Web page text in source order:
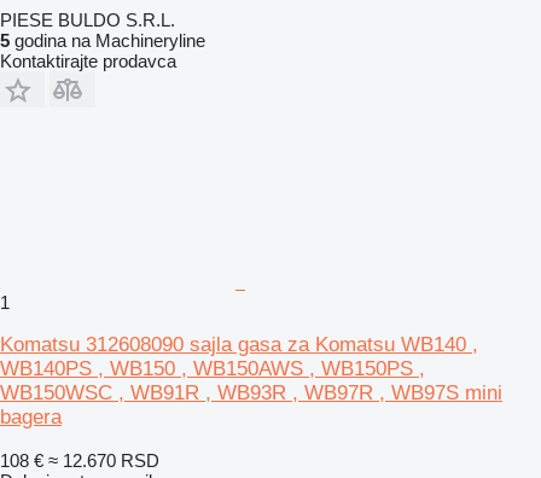
PIESE BULDO S.R.L.
5 godina na Machineryline
Kontaktirajte prodavca
1
Komatsu 312608090 sajla gasa za Komatsu WB140 ,
WB140PS , WB150 , WB150AWS , WB150PS ,
WB150WSC , WB91R , WB93R , WB97R , WB97S mini
bagera
108 € ≈ 12.670 RSD